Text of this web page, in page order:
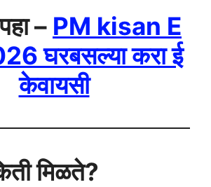
– PM kisan E
घरबसल्या करा ई
केवायसी
मिळते?